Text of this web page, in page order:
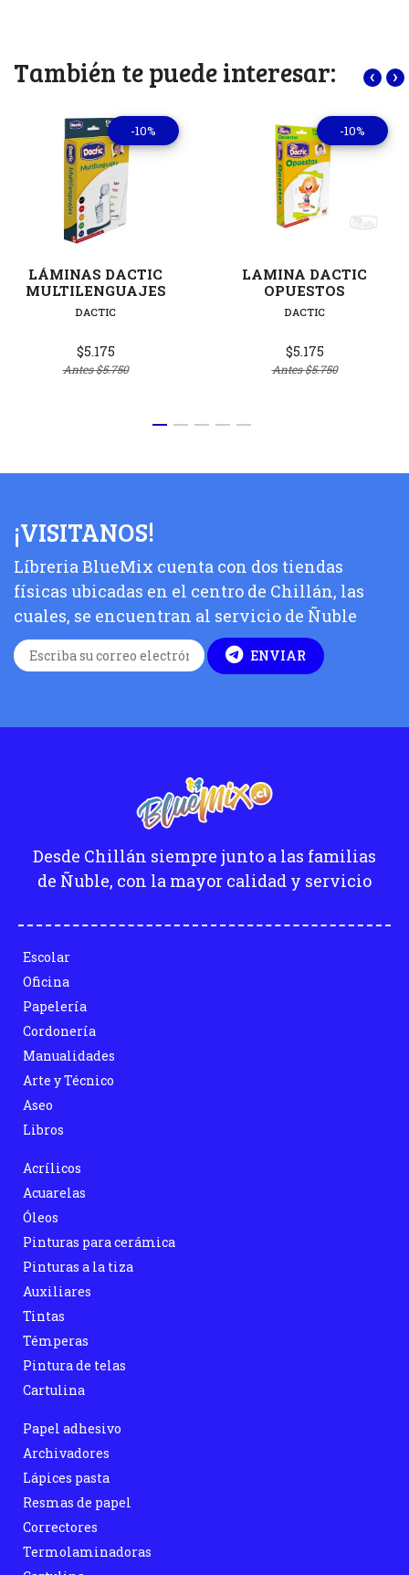
También te puede interesar:
-10%
LÁMINAS DACTIC
MULTILENGUAJES
DACTIC
$5.175
Antes$5.750
-10%
LAMINA DACTIC
OPUESTOS
DACTIC
$5.175
Antes$5.750
‹ ›
¡VISITANOS!
Líbreria BlueMix cuenta con dos tiendas
físicas ubicadas en el centro de Chillán, las
cuales, se encuentran al servicio de Ñuble
ENVIAR
Desde Chillán siempre junto a las familias
de Ñuble, con la mayor calidad y servicio
Escolar
Oficina
Papelería
Cordonería
Manualidades
Arte y Técnico
Aseo
Libros
Acrílicos
Acuarelas
Óleos
Pinturas para cerámica
Pinturas a la tiza
Auxiliares
Tintas
Témperas
Pintura de telas
Cartulina
Papel adhesivo
Archivadores
Lápices pasta
Resmas de papel
Correctores
Termolaminadoras